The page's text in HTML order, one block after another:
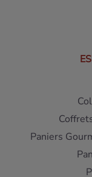
Paniers